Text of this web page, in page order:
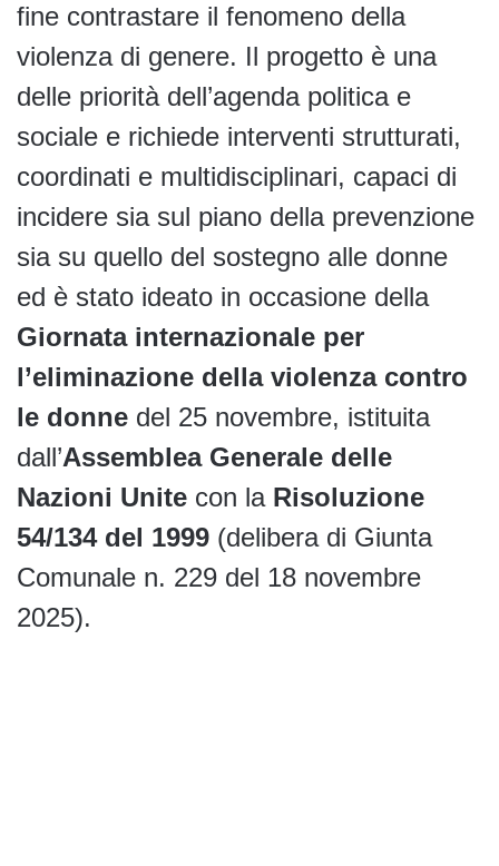
fine contrastare il fenomeno della
violenza di genere. Il progetto è una
delle priorità dell’agenda politica e
sociale e richiede interventi strutturati,
coordinati e multidisciplinari, capaci di
incidere sia sul piano della prevenzione
sia su quello del sostegno alle donne
ed è stato ideato in occasione della
Giornata internazionale per
l’eliminazione della violenza contro
le donne del 25 novembre, istituita
dall’Assemblea Generale delle
Nazioni Unite con la Risoluzione
54/134 del 1999 (delibera di Giunta
Comunale n. 229 del 18 novembre
2025).